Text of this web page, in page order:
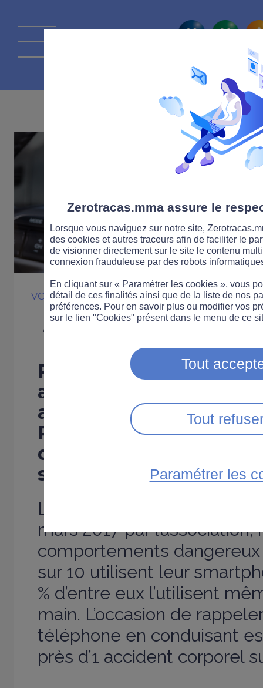
La route
VOITURE DISTRACTEURS
Jamais seul
Pour sensibiliser les
aux dangers de
au volant,
Routière a mis en
dispositif de
sur la route.
L’enquête de terrain,
mars 2017 par
comportements
sur 10 utilisent leur
% d’entre eux l’utilisent
main. L’occasion de
téléphone en conduisant
près d’1 accident corporel
Zerotracas.mma assure le
Lorsque vous naviguez sur notre site,
des cookies et autres traceurs afin de faciliter le
de visionner directement sur le site le contenu
connexion frauduleuse par des robots
En cliquant sur « Paramétrer les cookies », vous
détail de ces finalités ainsi que de la liste de nos
préférences. Pour en savoir plus ou modifier vos
sur le lien "Cookies" présent dans le menu de ce
Tout
Tout
Paramétrer les